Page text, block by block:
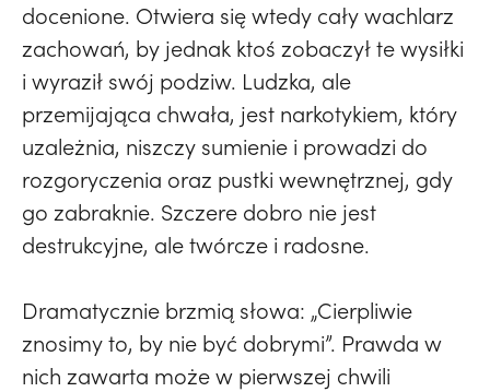
docenione. Otwiera się wtedy cały wachlarz
zachowań, by jednak ktoś zobaczył te wysiłki
i wyraził swój podziw. Ludzka, ale
przemijająca chwała, jest narkotykiem, który
uzależnia, niszczy sumienie i prowadzi do
rozgoryczenia oraz pustki wewnętrznej, gdy
go zabraknie. Szczere dobro nie jest
destrukcyjne, ale twórcze i radosne.
Dramatycznie brzmią słowa: „Cierpliwie
znosimy to, by nie być dobrymi”. Prawda w
nich zawarta może w pierwszej chwili